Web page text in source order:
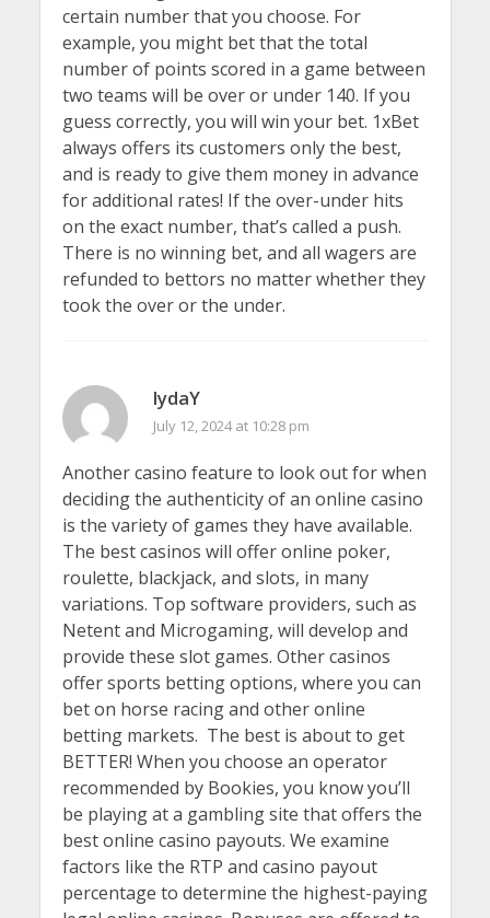
certain number that you choose. For
example, you might bet that the total
number of points scored in a game between
two teams will be over or under 140. If you
guess correctly, you will win your bet. 1xBet
always offers its customers only the best,
and is ready to give them money in advance
for additional rates! If the over-under hits
on the exact number, that’s called a push.
There is no winning bet, and all wagers are
refunded to bettors no matter whether they
took the over or the under.
lydaY
July 12, 2024 at 10:28 pm
Another casino feature to look out for when
deciding the authenticity of an online casino
is the variety of games they have available.
The best casinos will offer online poker,
roulette, blackjack, and slots, in many
variations. Top software providers, such as
Netent and Microgaming, will develop and
provide these slot games. Other casinos
offer sports betting options, where you can
bet on horse racing and other online
betting markets. The best is about to get
BETTER! When you choose an operator
recommended by Bookies, you know you’ll
be playing at a gambling site that offers the
best online casino payouts. We examine
factors like the RTP and casino payout
percentage to determine the highest-paying